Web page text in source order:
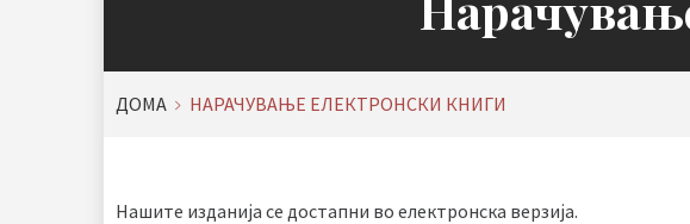
ДОМА НАРАЧУВАЊЕ ЕЛЕКТРОНСКИ КНИГИ
Нашите изданија се достапни во електронска верзија.